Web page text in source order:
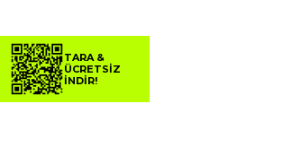
TARA &
ÜCRETSİZ
İNDİR!